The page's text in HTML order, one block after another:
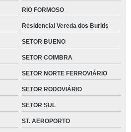
RIO FORMOSO
Residencial Vereda dos Buritis
SETOR BUENO
SETOR COIMBRA
SETOR NORTE FERROVIÁRIO
SETOR RODOVIÁRIO
SETOR SUL
ST. AEROPORTO